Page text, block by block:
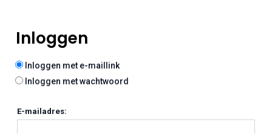
Inloggen
Inloggen met e-maillink
Inloggen met wachtwoord
E-mailadres: